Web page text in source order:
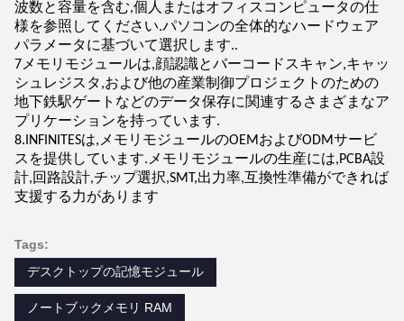
波数と容量を含む,個人またはオフィスコンピュータの仕
様を参照してください.パソコンの全体的なハードウェア
パラメータに基づいて選択します..
7メモリモジュールは,顔認識とバーコードスキャン,キャッ
シュレジスタ,および他の産業制御プロジェクトのための
地下鉄駅ゲートなどのデータ保存に関連するさまざまなア
プリケーションを持っています.
8.INFINITESは,メモリモジュールのOEMおよびODMサービ
スを提供しています.メモリモジュールの生産には,PCBA設
計,回路設計,チップ選択,SMT,出力率,互換性準備ができれば
支援する力があります
Tags:
デスクトップの記憶モジュール
ノートブックメモリ RAM